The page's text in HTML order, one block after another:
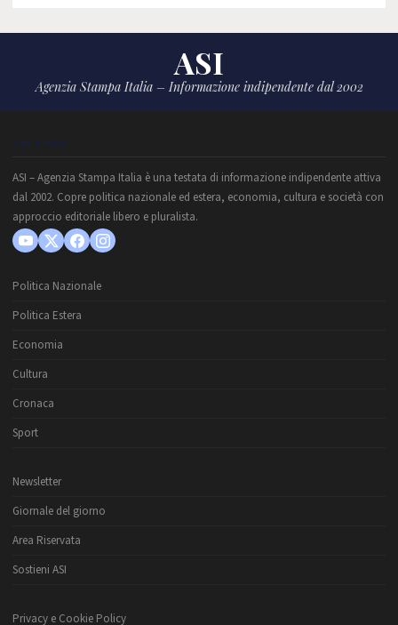
ASI
Agenzia Stampa Italia – Informazione indipendente dal 2002
CHI SIAMO
ASI – Agenzia Stampa Italia è una testata di informazione indipendente attiva
dal 2002. Copre politica nazionale ed estera, economia, cultura e società con
approccio editoriale libero e pluralista.
Politica Nazionale
Politica Estera
Economia
Cultura
Cronaca
Sport
Newsletter
Giornale del giorno
Area Riservata
Sostieni ASI
Privacy e Cookie Policy